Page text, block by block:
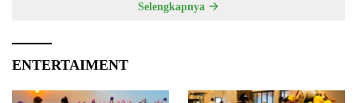
Selengkapnya
ENTERTAIMENT